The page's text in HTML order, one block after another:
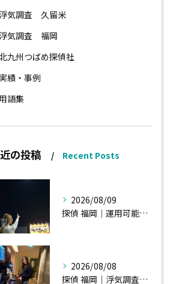
浮気調査 久留米
浮気調査 福岡
九州つばめ探偵社
績・事例
語集
の投稿 Recent Posts
2026/08/09
探偵 福岡｜運用可能な報告書②
2026/08/08
探偵 福岡｜浮気調査、諸状況、そして雑談へ